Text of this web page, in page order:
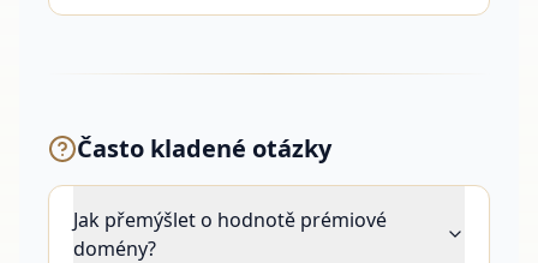
Často kladené otázky
Jak přemýšlet o hodnotě prémiové
domény?